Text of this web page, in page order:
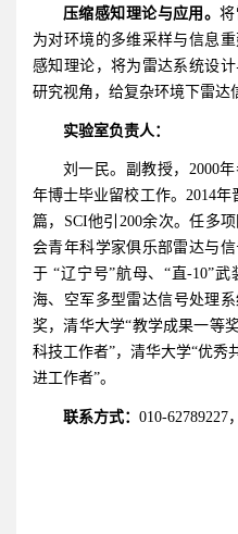
压缩感知理论与应用。将
为对环境的多维采样与信息
感知理论，将为雷达系统设
研究视角，给复杂环境下雷达
实验室负责人：
刘一民。副教授，2000
年博士毕业留校工作。2014
篇，SCI他引200余次。任多
会青年科学家俱乐部雷达与
于 “辽宁号”航母、“直-10”
海、空军多型雷达信号处理
奖，清华大学“教学成果一等
科技工作者”，清华大学“优秀
进工作者”。
联系方式： 010-62789227，